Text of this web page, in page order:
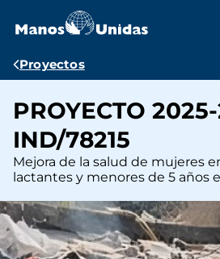
contenido
Ruta
navegación
Proyectos
PROYECTO
IND/78215
Mejora de la salud de mujeres
lactantes y menores de 5 años